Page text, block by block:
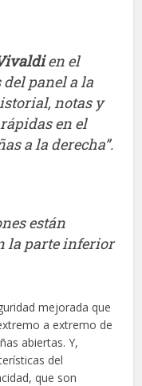
en el
panel a la
notas y
en el
a la derecha”.
están
la parte inferior
mejorada que
a extremo de
abiertas. Y,
del
que son